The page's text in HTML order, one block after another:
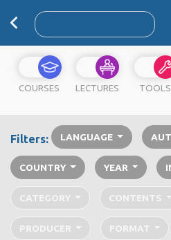
COURSES LECTURES TOOLS
Filters: LANGUAGE
COUNTRY YEAR
CATEGORY CONTENTS
PRODUCER FORMAT